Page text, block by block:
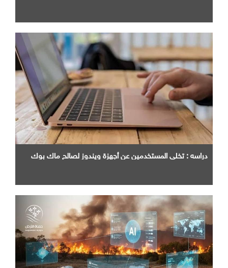
دراسه : تخلي المستخدمين عن أجهزة ويندوز لصالح ماك بوك